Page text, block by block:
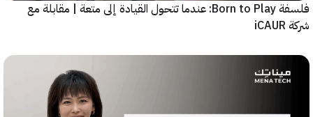
فلسفة Born to Play: عندما تتحول القيادة إلى متعة | مقابلة مع